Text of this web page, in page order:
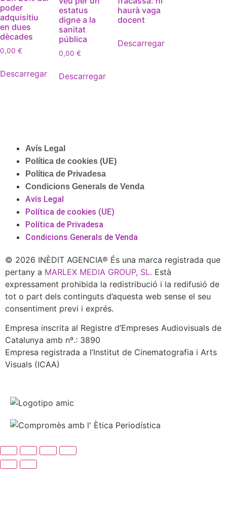
poder
adquisitiu
en dues
dècades
0,00 €
Descarregar
estatus
digne a la
sanitat
pública
0,00 €
Descarregar
haurà vaga
docent
Descarregar
Avís Legal
Política de cookies (UE)
Política de Privadesa
Condicions Generals de Venda
Avís Legal
Política de cookies (UE)
Política de Privadesa
Condicions Generals de Venda
© 2026 INÈDIT AGENCIA® És una marca registrada que
pertany a MARLEX MEDIA GROUP, SL. Està
expressament prohibida la redistribució i la redifusió de
tot o part dels continguts d’aquesta web sense el seu
consentiment previ i exprés.
Empresa inscrita al Registre d’Empreses Audiovisuals de
Catalunya amb nº.: 3890
Empresa registrada a l’Institut de Cinematografia i Arts
Visuals (ICAA)